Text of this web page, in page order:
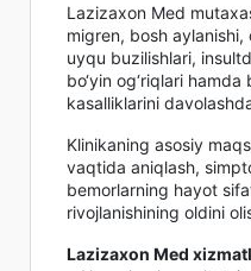
Lazizaxon Med
migren, bosh
uyqu buzilishlari,
bo‘yin og‘riqlari
kasalliklarini
Klinikaning asosiy
vaqtida aniqlash,
bemorlarning hayot
rivojlanishining oldini
Lazizaxon Med